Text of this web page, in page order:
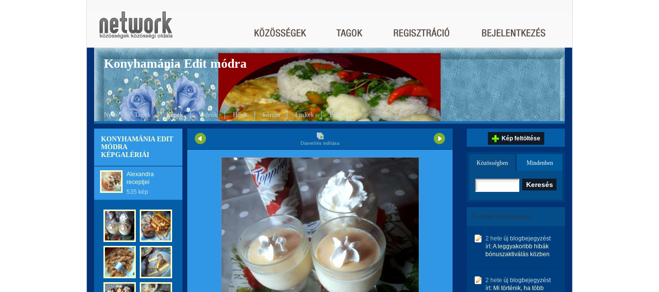
Konyhamánia Edit módra
Nyitó Tagok Képek Videók Hírek Fórum Linkek Friss
KONYHAMÁNIA EDIT
MÓDRA
KÉPGALÉRIÁI
Alexandra
receptjei
535 kép
Diavetítés indítása
Kép feltöltése
Közösségben Mindenben
Ez történt a közösségben:
2 hete új blogbejegyzést
írt:A leggyakoribb hibák
bónuszaktiválás közben
2 hete új blogbejegyzést
írt: Mi történik, ha több